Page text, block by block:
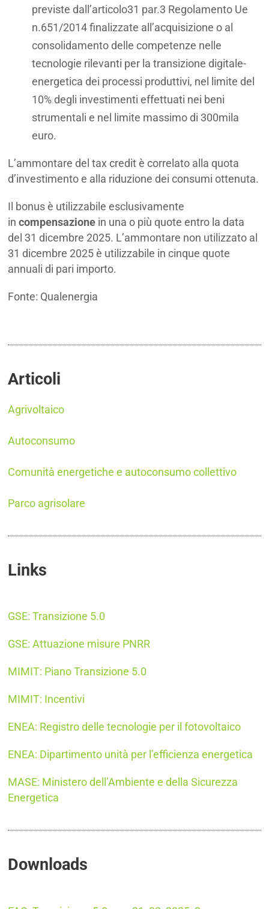
previste dall’articolo31 par.3 Regolamento Ue
n.651/2014 finalizzate all’acquisizione o al
consolidamento delle competenze nelle
tecnologie rilevanti per la transizione digitale-
energetica dei processi produttivi, nel limite del
10% degli investimenti effettuati nei beni
strumentali e nel limite massimo di 300mila
euro.
L’ammontare del tax credit è correlato alla quota
d’investimento e alla riduzione dei consumi ottenuta.
Il bonus è utilizzabile esclusivamente
incompensazione in una o più quote entro la data
del 31 dicembre 2025. L’ammontare non utilizzato al
31 dicembre 2025 è utilizzabile in cinque quote
annuali di pari importo.
Fonte: Qualenergia
Articoli
Agrivoltaico
Autoconsumo
Comunità energetiche e autoconsumo collettivo
Parco agrisolare
Links
GSE: Transizione 5.0
GSE: Attuazione misure PNRR
MIMIT: Piano Transizione 5.0
MIMIT: Incentivi
ENEA: Registro delle tecnologie per il fotovoltaico
ENEA: Dipartimento unità per l’efficienza energetica
MASE: Ministero dell’Ambiente e della Sicurezza
Energetica
Downloads